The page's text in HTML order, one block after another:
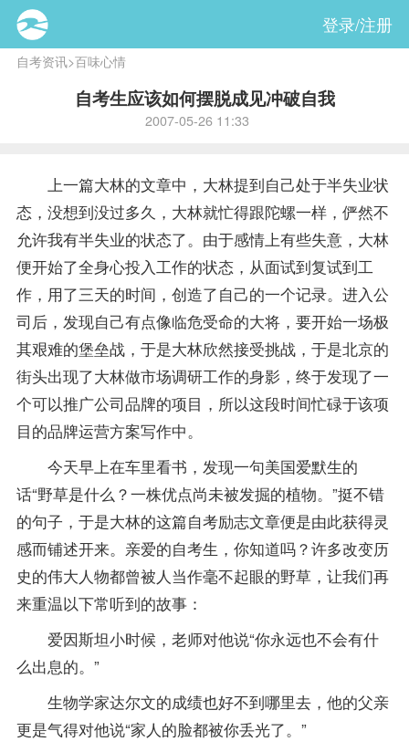
登录/注册
自考资讯>百味心情
自考生应该如何摆脱成见冲破自我
2007-05-26 11:33
上一篇大林的文章中，大林提到自己处于半失业状
态，没想到没过多久，大林就忙得跟陀螺一样，俨然不
允许我有半失业的状态了。由于感情上有些失意，大林
便开始了全身心投入工作的状态，从面试到复试到工
作，用了三天的时间，创造了自己的一个记录。进入公
司后，发现自己有点像临危受命的大将，要开始一场极
其艰难的堡垒战，于是大林欣然接受挑战，于是北京的
街头出现了大林做市场调研工作的身影，终于发现了一
个可以推广公司品牌的项目，所以这段时间忙碌于该项
目的品牌运营方案写作中。
今天早上在车里看书，发现一句美国爱默生的
话“野草是什么？一株优点尚未被发掘的植物。”挺不错
的句子，于是大林的这篇自考励志文章便是由此获得灵
感而铺述开来。亲爱的自考生，你知道吗？许多改变历
史的伟大人物都曾被人当作毫不起眼的野草，让我们再
来重温以下常听到的故事：
爱因斯坦小时候， 老师对他说“你永远也不会有什
么出息的。”
生物学家达尔文的成绩也好不到哪里去，他的父亲
更是气得对他说“家人的脸都被你丢光了。”